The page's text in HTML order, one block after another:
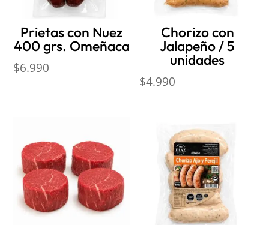
Prietas con Nuez
400 grs. Omeñaca
$6.990
Chorizo con
Jalapeño / 5
unidades
$4.990